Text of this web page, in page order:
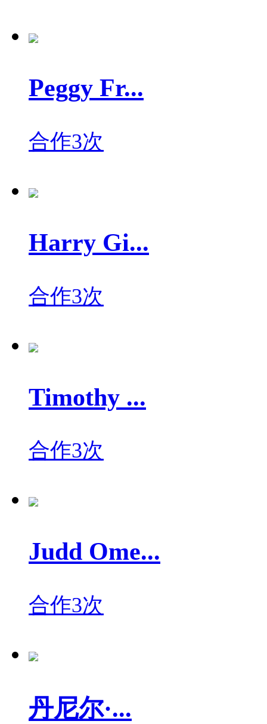
Peggy Fr...
合作3次
Harry Gi...
合作3次
Timothy ...
合作3次
Judd Ome...
合作3次
丹尼尔·...